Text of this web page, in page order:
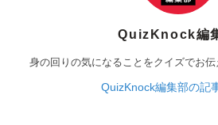
QuizKnock編
身の回りの気になることをクイズでお伝
QuizKnock編集部の記